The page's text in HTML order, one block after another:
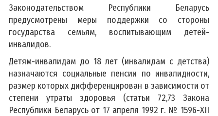
Законодательством Республики Беларусь
предусмотрены меры поддержки со стороны
государства семьям, воспитывающим детей-
инвалидов.
Детям-инвалидам до 18 лет (инвалидам с детства)
назначаются социальные пенсии по инвалидности,
размер которых дифференцирован в зависимости от
степени утраты здоровья (статьи 72,73 Закона
Республики Беларусь от 17 апреля 1992 г. № 1596-ХII